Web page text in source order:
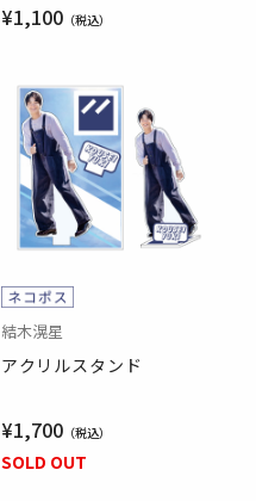
¥1,100
SOLD OUT
結木滉星
アクリルスタンド
¥1,700